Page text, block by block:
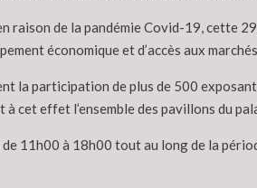
raison de la pandémie Covid-19, cette
économique et d’accès aux
la participation de plus de 500
cet effet l’ensemble des pavillons du
11h00 à 18h00 tout au long de la